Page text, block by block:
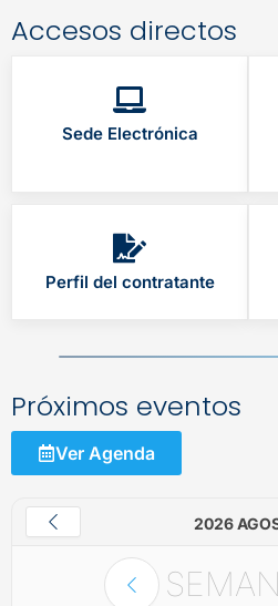
Accesos directos
Sede Electrónica
Perfil del contratante
Próximos eventos
Ver Agenda
2026